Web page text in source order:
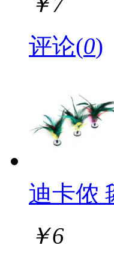
评论(0)
迪卡侬
￥6